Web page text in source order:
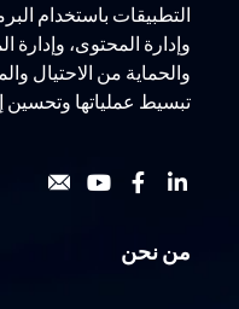
التطبيقات باستخدام
وإدارة المحتوى، وإدارة
والحماية من الاحتيال
تبسيط عملياتها وتحسين
من نحن